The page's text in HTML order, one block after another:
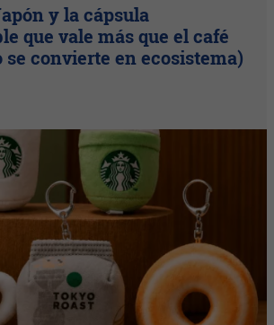
y la cápsula
que vale más que el café
se convierte en ecosistema)